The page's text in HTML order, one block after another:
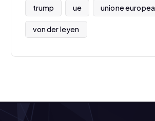
trump ue unione europea
von der leyen